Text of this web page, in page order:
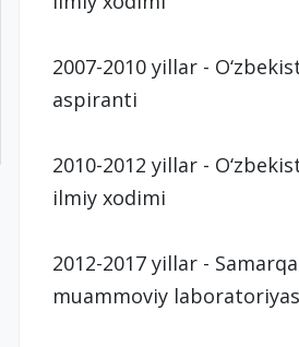
2007-2010 yillar -
aspiranti
2010-2012 yillar -
ilmiy xodimi
2012-2017 yillar -
muammoviy